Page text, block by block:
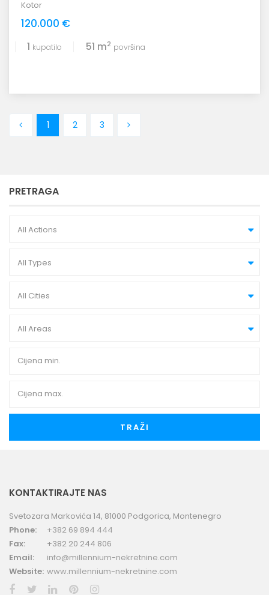
Kotor
120.000 €
1 kupatilo 51 m2 površina
1 2 3
PRETRAGA
All Actions
All Types
All Cities
All Areas
TRAŽI
KONTAKTIRAJTE NAS
Svetozara Markovića 14, 81000 Podgorica, Montenegro
Phone:
+382 69 894 444
Fax:
+382 20 244 806
Email:
info@millennium-nekretnine.com
Website: www.millennium-nekretnine.com